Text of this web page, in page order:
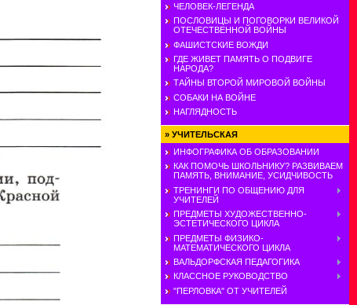
ЧЕЛОВЕК-ЛЕГЕНДА
ПОСЛОВИЦЫ И ПОГОВОРКИ ВЕЛИКОЙ
ОТЕЧЕСТВЕННОЙ ВОЙНЫ
ФАШИСТСКИЕ ВОЖДИ
ГДЕ ЖИВЕТ ПАМЯТЬ О ПОДВИГЕ
НАРОДА?
ТАЙНЫ ВТОРОЙ МИРОВОЙ ВОЙНЫ
СОБАКИ НА ВОЙНЕ
НАГЛЯДНОСТЬ
» УЧИТЕЛЬСКАЯ
ИНФОГРАФИКА ОБ ОБРАЗОВАНИИ
КАК ПОМОЧЬ ШКОЛЬНИКУ? РАЗВИВАЕМ
ПАМЯТЬ, ВНИМАНИЕ, УСИДЧИВОСТЬ
ТРЕНИНГИ ПО ОБЩЕНИЮ ДЛЯ
УЧИТЕЛЕЙ
ПРЕДМЕТЫ ХУДОЖЕСТВЕННО-
ЭСТЕТИЧЕСКОГО ЦИКЛА
ПРЕДМЕТЫ ФИЗИКО-
МАТЕМАТИЧЕСКОГО ЦИКЛА
ВАЛЬДОРФСКАЯ ПЕДАГОГИКА
КЛАССНОЕ РУКОВОДСТВО
"ПЕРЛОВКА" ОТ УЧИТЕЛЕЙ